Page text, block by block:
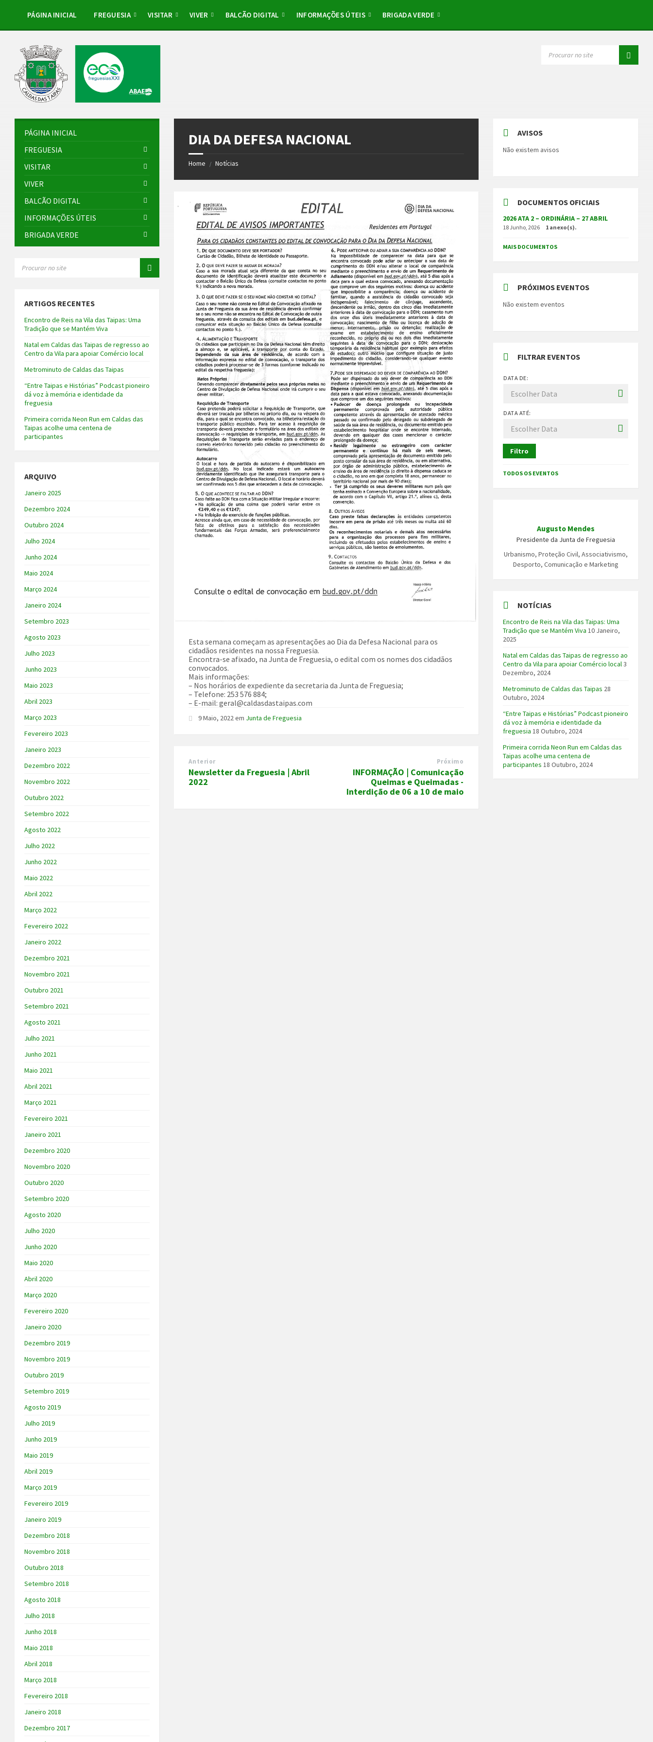
sidebar
sidebar
PÁGINA INICIAL FREGUESIA VISITAR VIVER BALCÃO DIGITAL INFORMAÇÕES ÚTEIS BRIGADA VERDE
DIA DA DEFESA NACIONAL
Home / Notícias
Esta semana começam as apresentações ao Dia da Defesa Nacional para os
cidadãos residentes na nossa Freguesia.
Encontra-se afixado, na Junta de Freguesia, o edital com os nomes dos cidadãos
convocados.
Mais informações:
– Nos horários de expediente da secretaria da Junta de Freguesia;
– Telefone: 253 576 884;
– E-mail: geral@caldasdastaipas.com
9 Maio, 2022em Junta de Freguesia
Anterior
Newsletter da Freguesia | Abril
2022
Próximo
INFORMAÇÃO | Comunicação
Queimas e Queimadas -
Interdição de 06 a 10 de maio
PÁGINA INICIAL
FREGUESIA
VISITAR
VIVER
BALCÃO DIGITAL
INFORMAÇÕES ÚTEIS
BRIGADA VERDE
ARTIGOS RECENTES
Encontro de Reis na Vila das Taipas: Uma
Tradição que se Mantém Viva
Natal em Caldas das Taipas de regresso ao
Centro da Vila para apoiar Comércio local
Metrominuto de Caldas das Taipas
“Entre Taipas e Histórias” Podcast pioneiro
dá voz à memória e identidade da
freguesia
Primeira corrida Neon Run em Caldas das
Taipas acolhe uma centena de
participantes
ARQUIVO
Janeiro 2025
Dezembro 2024
Outubro 2024
Julho 2024
Junho 2024
Maio 2024
Março 2024
Janeiro 2024
Setembro 2023
Agosto 2023
Julho 2023
Junho 2023
Maio 2023
Abril 2023
Março 2023
Fevereiro 2023
Janeiro 2023
Dezembro 2022
Novembro 2022
Outubro 2022
Setembro 2022
Agosto 2022
Julho 2022
Junho 2022
Maio 2022
Abril 2022
Março 2022
Fevereiro 2022
Janeiro 2022
Dezembro 2021
Novembro 2021
Outubro 2021
Setembro 2021
Agosto 2021
Julho 2021
Junho 2021
Maio 2021
Abril 2021
Março 2021
Fevereiro 2021
Janeiro 2021
Dezembro 2020
Novembro 2020
Outubro 2020
Setembro 2020
Agosto 2020
Julho 2020
Junho 2020
Maio 2020
Abril 2020
Março 2020
Fevereiro 2020
Janeiro 2020
Dezembro 2019
Novembro 2019
Outubro 2019
Setembro 2019
Agosto 2019
Julho 2019
Junho 2019
Maio 2019
Abril 2019
Março 2019
Fevereiro 2019
Janeiro 2019
Dezembro 2018
Novembro 2018
Outubro 2018
Setembro 2018
Agosto 2018
Julho 2018
Junho 2018
Maio 2018
Abril 2018
Março 2018
Fevereiro 2018
Janeiro 2018
Dezembro 2017
AVISOS
Não existem avisos
DOCUMENTOS OFICIAIS
2026 ATA 2 – ORDINÁRIA – 27 ABRIL
18 Junho, 2026 1 anexo(s).
MAIS DOCUMENTOS
PRÓXIMOS EVENTOS
Não existem eventos
FILTRAR EVENTOS
DATA DE:
DATA ATÉ:
Filtro
TODOS OS EVENTOS
Augusto Mendes
Presidente da Junta de Freguesia
Urbanismo, Proteção Civil, Associativismo,
Desporto, Comunicação e Marketing
NOTÍCIAS
Encontro de Reis na Vila das Taipas: Uma
Tradição que se Mantém Viva 10 Janeiro,
2025
Natal em Caldas das Taipas de regresso ao
Centro da Vila para apoiar Comércio local3
Dezembro, 2024
Metrominuto de Caldas das Taipas 28
Outubro, 2024
“Entre Taipas e Histórias” Podcast pioneiro
dá voz à memória e identidade da
freguesia 18 Outubro, 2024
Primeira corrida Neon Run em Caldas das
Taipas acolhe uma centena de
participantes 18 Outubro, 2024